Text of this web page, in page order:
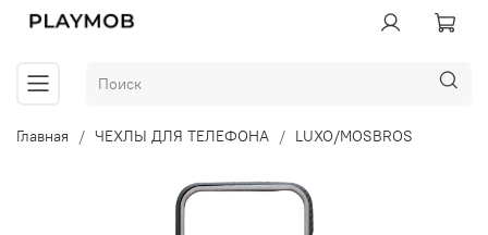
Главная ЧЕХЛЫ ДЛЯ ТЕЛЕФОНА LUXO/MOSBROS